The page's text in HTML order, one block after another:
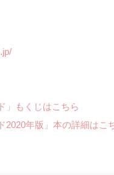
」もくじはこちら
2020年版」本の詳細はこ